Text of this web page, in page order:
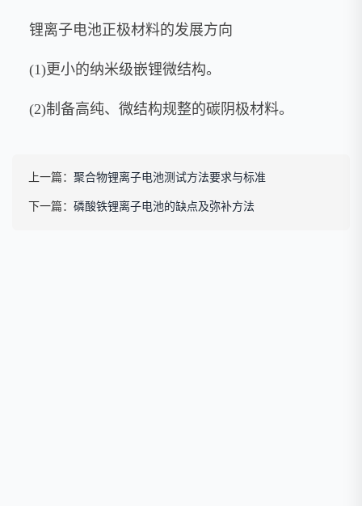
锂离子电池正极材料的发展方向
(1)更小的纳米级嵌锂微结构。
(2)制备高纯、微结构规整的碳阴极材料。
上一篇： 聚合物锂离子电池测试方法要求与标准
下一篇： 磷酸铁锂离子电池的缺点及弥补方法